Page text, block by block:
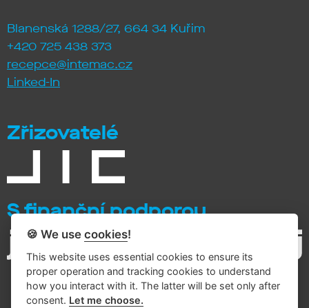
Blanenská 1288/27, 664 34 Kuřim
+420 725 438 373
recepce@intemac.cz
Linked-In
Zřizovatelé
S finanční podporou
🍪 We usecookies!
This website uses essential cookies to ensure its
proper operation and tracking cookies to understand
how you interact with it. The latter will be set only after
consent. Let me choose.